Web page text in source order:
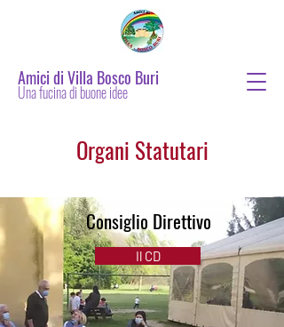
Amici di Villa Bosco Buri
Una fucina di buone idee
Organi Statutari
Consiglio Direttivo
Il CD